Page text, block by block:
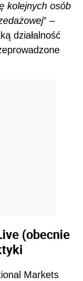
kolejnych osób
” –
działalność
(obecnie
Markets